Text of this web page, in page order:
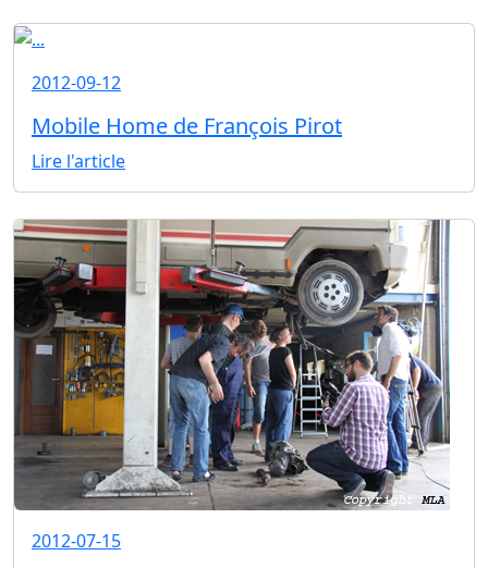
2012-09-12
Mobile Home de François Pirot
Lire l'article
2012-07-15